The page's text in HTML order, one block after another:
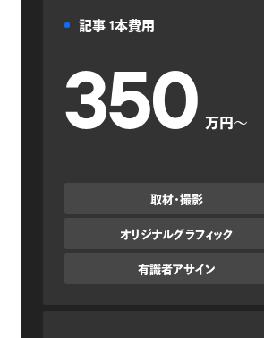
記事 1本費用
350 万円〜
取材・撮影
オリジナルグラフィック
有識者アサイン